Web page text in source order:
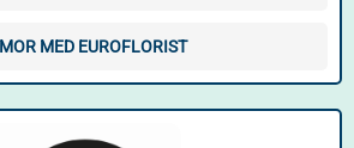
MED EUROFLORIST